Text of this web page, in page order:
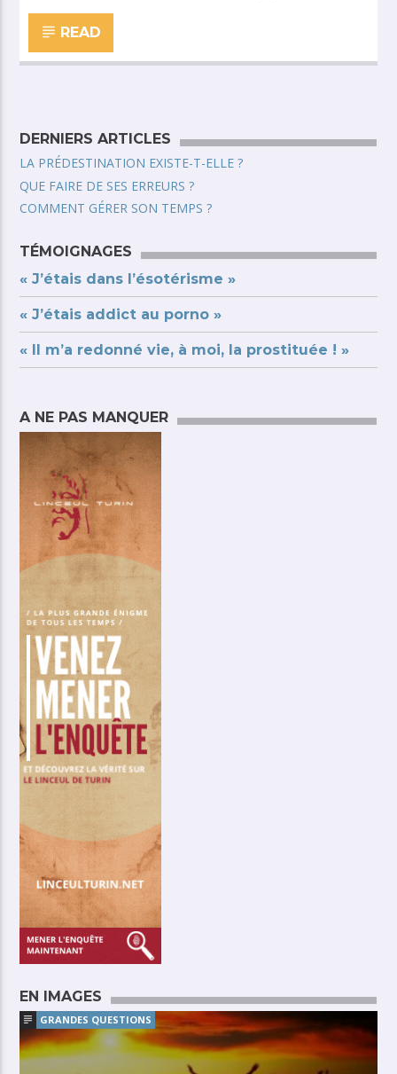
READ
DERNIERS ARTICLES
LA PRÉDESTINATION EXISTE-T-ELLE ?
QUE FAIRE DE SES ERREURS ?
COMMENT GÉRER SON TEMPS ?
TÉMOIGNAGES
« J’étais dans l’ésotérisme »
« J’étais addict au porno »
« Il m’a redonné vie, à moi, la prostituée ! »
A NE PAS MANQUER
EN IMAGES
GRANDES QUESTIONS